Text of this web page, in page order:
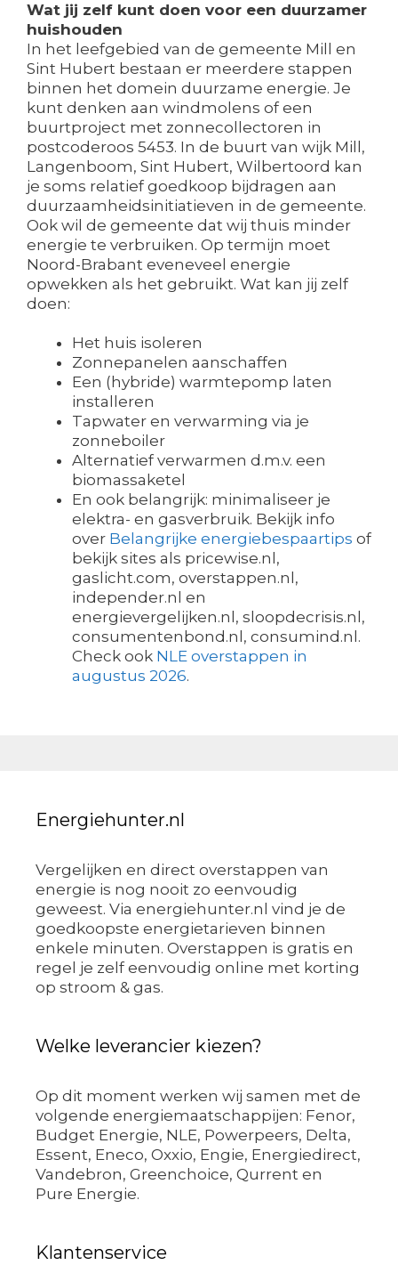
Wat jij zelf kunt doen voor een duurzamer
huishouden
In het leefgebied van de gemeente Mill en
Sint Hubert bestaan er meerdere stappen
binnen het domein duurzame energie. Je
kunt denken aan windmolens of een
buurtproject met zonnecollectoren in
postcoderoos 5453. In de buurt van wijk Mill,
Langenboom, Sint Hubert, Wilbertoord kan
je soms relatief goedkoop bijdragen aan
duurzaamheidsinitiatieven in de gemeente.
Ook wil de gemeente dat wij thuis minder
energie te verbruiken. Op termijn moet
Noord-Brabant eveneveel energie
opwekken als het gebruikt. Wat kan jij zelf
doen:
Het huis isoleren
Zonnepanelen aanschaffen
Een (hybride) warmtepomp laten
installeren
Tapwater en verwarming via je
zonneboiler
Alternatief verwarmen d.m.v. een
biomassaketel
En ook belangrijk: minimaliseer je
elektra- en gasverbruik. Bekijk info
over Belangrijke energiebespaartips of
bekijk sites als pricewise.nl,
gaslicht.com, overstappen.nl,
independer.nl en
energievergelijken.nl, sloopdecrisis.nl,
consumentenbond.nl, consumind.nl.
Check ook NLE overstappen in
augustus 2026.
Energiehunter.nl
Vergelijken en direct overstappen van
energie is nog nooit zo eenvoudig
geweest. Via energiehunter.nl vind je de
goedkoopste energietarieven binnen
enkele minuten. Overstappen is gratis en
regel je zelf eenvoudig online met korting
op stroom & gas.
Welke leverancier kiezen?
Op dit moment werken wij samen met de
volgende energiemaatschappijen: Fenor,
Budget Energie, NLE, Powerpeers, Delta,
Essent, Eneco, Oxxio, Engie, Energiedirect,
Vandebron, Greenchoice, Qurrent en
Pure Energie.
Klantenservice